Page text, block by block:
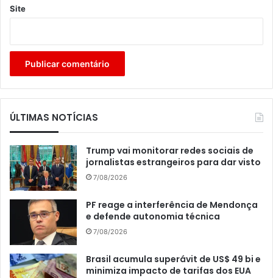
Site
ÚLTIMAS NOTÍCIAS
Trump vai monitorar redes sociais de
jornalistas estrangeiros para dar visto
7/08/2026
PF reage a interferência de Mendonça
e defende autonomia técnica
7/08/2026
Brasil acumula superávit de US$ 49 bi e
minimiza impacto de tarifas dos EUA